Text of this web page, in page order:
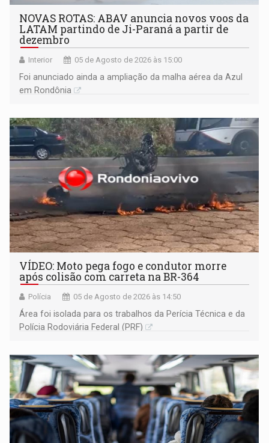
NOVAS ROTAS: ABAV anuncia novos voos da
LATAM partindo de Ji-Paraná a partir de
dezembro
Interior 05 de Agosto de 2026 às 15:00
Foi anunciado ainda a ampliação da malha aérea da Azul
em Rondônia
VÍDEO: Moto pega fogo e condutor morre
após colisão com carreta na BR-364
Polícia 05 de Agosto de 2026 às 14:50
Área foi isolada para os trabalhos da Perícia Técnica e da
Polícia Rodoviária Federal (PRF)